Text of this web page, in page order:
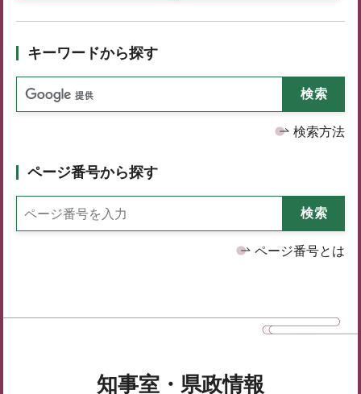
キーワードから探す
検索方法
ページ番号から探す
ページ番号とは
知事室・県政情報